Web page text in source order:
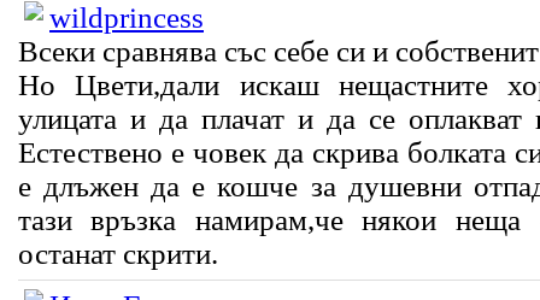
wildprincess
Всеки сравнява със себе си и
Но Цвети,дали искаш нещастните
улицата и да плачат и да се оплакват
Естествено е човек да скрива болката
е длъжен да е кошче за душевни
тази връзка намирам,че някои
останат скрити.